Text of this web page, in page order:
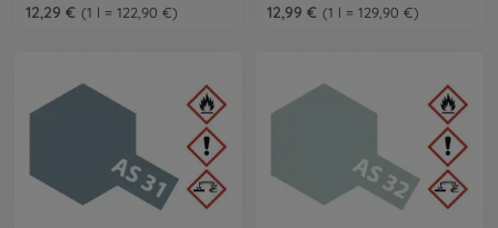
12,29 €
1 l = 122,90 €
12,99 €
1 l = 129,90 €